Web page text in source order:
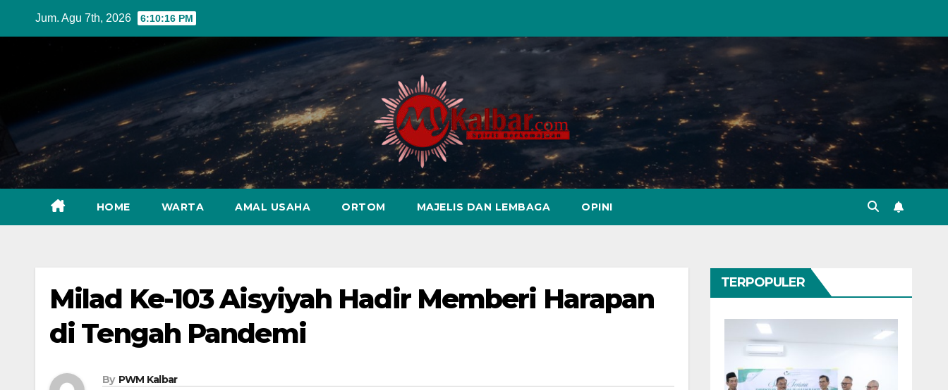
Jum. Agu 7th, 2026 6:10:17 PM
HOME WARTA AMAL USAHA ORTOM MAJELIS DAN LEMBAGA OPINI
Milad Ke-103 Aisyiyah Hadir Memberi Harapan
di Tengah Pandemi
By PWM Kalbar
TERPOPULER